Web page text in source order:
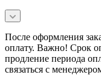
После оформления
оплату. Важно! Срок
продление периода
связаться с